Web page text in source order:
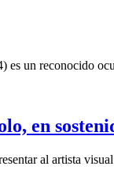
es un reconocido
en
al artista